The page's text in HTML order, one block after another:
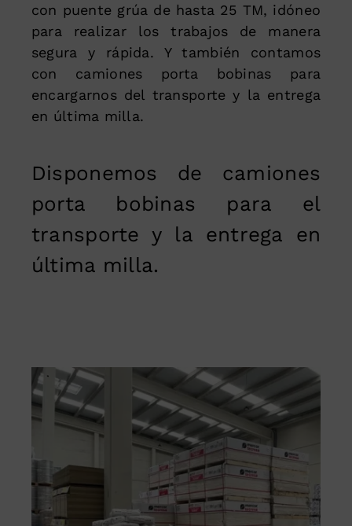
con puente grúa de hasta 25 TM, idóneo
para realizar los trabajos de manera
segura y rápida. Y también contamos
con camiones porta bobinas para
encargarnos del transporte y la entrega
en última milla.
Disponemos de camiones
porta bobinas para el
transporte y la entrega en
última milla.